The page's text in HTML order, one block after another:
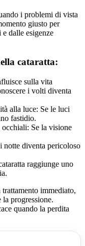
i problemi di vista
giusto per
dalle esigenze
cataratta:
sulla vita
i volti diventa
alla luce: Se le luci
fastidio.
Se la visione
notte diventa pericoloso
raggiunge uno
immediato,
progressione.
quando la perdita